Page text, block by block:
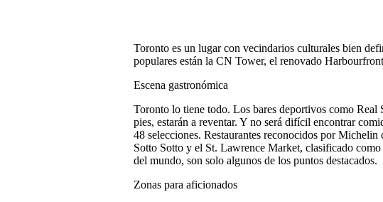
Toronto es un lugar con vecindarios culturales bien
populares están la CN Tower, el renovado
Escena gastronómica
Toronto lo tiene todo. Los bares deportivos como
pies, estarán a reventar. Y no será difícil encontrar
48 selecciones. Restaurantes reconocidos por
Sotto Sotto y el St. Lawrence Market, clasificado
del mundo, son solo algunos de los puntos destacados.
Zonas para aficionados